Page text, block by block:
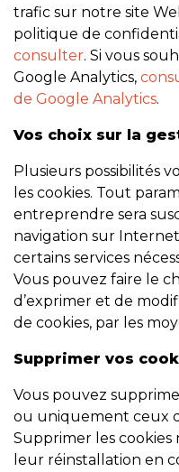
trafic sur notre site
politique de
consulter. Si vous
Google Analytics,
de Google Analytics.
Vos choix sur la
Plusieurs possibilités
les cookies. Tout
entreprendre sera
navigation sur Internet
certains services
Vous pouvez faire le
d’exprimer et de
de cookies, par les
Supprimer vos
Vous pouvez
ou uniquement ceux
Supprimer les cookies
leur réinstallation en